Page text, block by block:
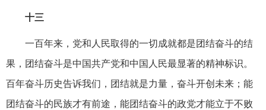
十三
一百年来，党和人民取得的一切成就都是团结奋斗的结
果，团结奋斗是中国共产党和中国人民最显著的精神标识。
百年奋斗历史告诉我们，团结就是力量，奋斗开创未来；能
团结奋斗的民族才有前途，能团结奋斗的政党才能立于不败